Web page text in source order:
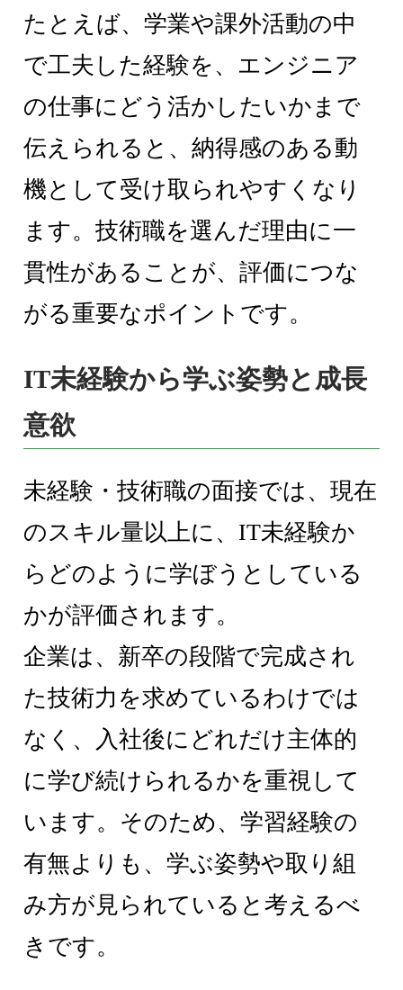
たとえば、学業や課外活動の中
で工夫した経験を、エンジニア
の仕事にどう活かしたいかまで
伝えられると、納得感のある動
機として受け取られやすくなり
ます。技術職を選んだ理由に一
貫性があることが、評価につな
がる重要なポイントです。
IT未経験から学ぶ姿勢と成長
意欲
未経験・技術職の面接では、現在
のスキル量以上に、IT未経験か
らどのように学ぼうとしている
かが評価されます。
企業は、新卒の段階で完成され
た技術力を求めているわけでは
なく、入社後にどれだけ主体的
に学び続けられるかを重視して
います。そのため、学習経験の
有無よりも、学ぶ姿勢や取り組
み方が見られていると考えるべ
きです。